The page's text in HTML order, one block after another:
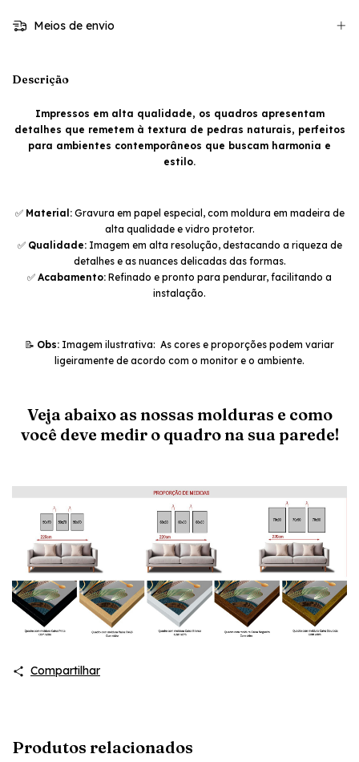
Meios de envio
Descrição
Impressos em alta qualidade, os quadros apresentam
detalhes que remetem à textura de pedras naturais, perfeitos
para ambientes contemporâneos que buscam harmonia e
estilo.
✅ Material:Gravura em papel especial, com moldura em madeira de
alta qualidade e vidro protetor.
✅ Qualidade:Imagem em alta resolução, destacando a riqueza de
detalhes e as nuances delicadas das formas.
✅ Acabamento: Refinado e pronto para pendurar, facilitando a
instalação.
📝 Obs: Imagem ilustrativa: As cores e proporções podem variar
ligeiramente de acordo com o monitor e o ambiente.
Veja abaixo as nossas molduras e como
você deve medir o quadro na sua parede!
Compartilhar
Produtos relacionados